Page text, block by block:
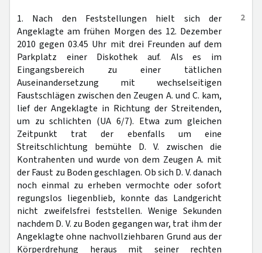
2
1. Nach den Feststellungen hielt sich der
Angeklagte am frühen Morgen des 12. Dezember
2010 gegen 03.45 Uhr mit drei Freunden auf dem
Parkplatz einer Diskothek auf. Als es im
Eingangsbereich zu einer tätlichen
Auseinandersetzung mit wechselseitigen
Faustschlägen zwischen den Zeugen A. und C. kam,
lief der Angeklagte in Richtung der Streitenden,
um zu schlichten (UA 6/7). Etwa zum gleichen
Zeitpunkt trat der ebenfalls um eine
Streitschlichtung bemühte D. V. zwischen die
Kontrahenten und wurde von dem Zeugen A. mit
der Faust zu Boden geschlagen. Ob sich D. V. danach
noch einmal zu erheben vermochte oder sofort
regungslos liegenblieb, konnte das Landgericht
nicht zweifelsfrei feststellen. Wenige Sekunden
nachdem D. V. zu Boden gegangen war, trat ihm der
Angeklagte ohne nachvollziehbaren Grund aus der
Körperdrehung heraus mit seiner rechten